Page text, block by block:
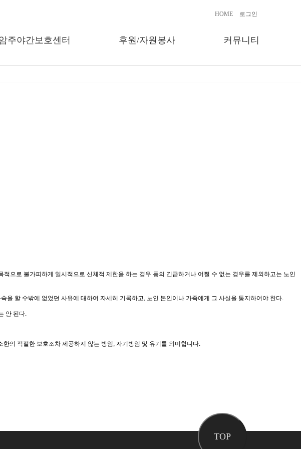
HOME 로그인
주야간보호센터 후원/자원봉사 커뮤니티
으로 불가피하게 일시적으로 신체적 제한을 하는 경우 등의 긴급하거나 어쩔 수 없는 경우를 제외하고는 노인
할 수밖에 없었던 사유에 대하여 자세히 기록하고, 노인 본인이나 가족에게 그 사실을 통지하여야 한다.
안 된다.
의 적절한 보호조차 제공하지 않는 방임, 자기방임 및 유기를 의미합니다.
TOP